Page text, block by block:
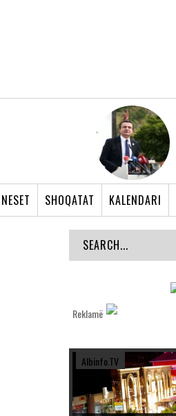
SHOQATAT KALENDARI
Reklamë
Albinfo.TV